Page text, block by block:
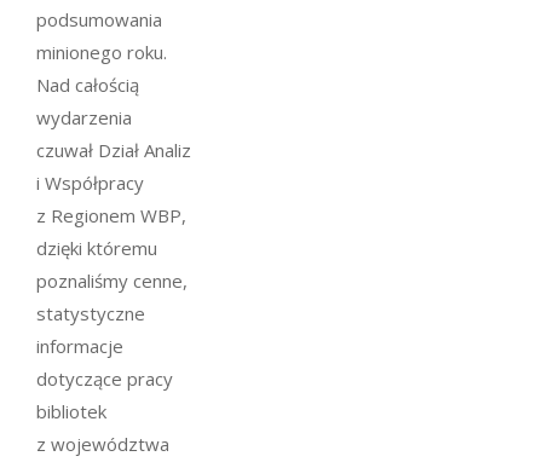
podsumowania
minionego roku.
Nad całością
wydarzenia
czuwał Dział Analiz
i Współpracy
z Regionem WBP,
dzięki któremu
poznaliśmy cenne,
statystyczne
informacje
dotyczące pracy
bibliotek
z województwa